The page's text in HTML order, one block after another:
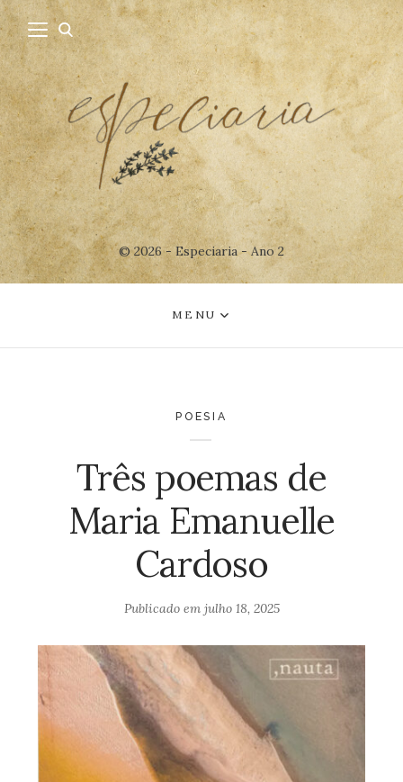
© 2026 - Especiaria - Ano 2
MENU
POESIA
Três poemas de
Maria Emanuelle
Cardoso
Publicado em julho 18, 2025